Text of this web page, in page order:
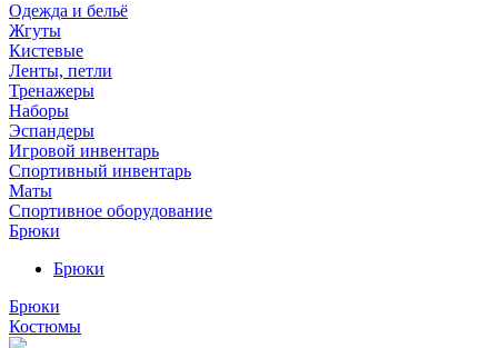
Одежда и бельё
Жгуты
Кистевые
Ленты, петли
Тренажеры
Наборы
Эспандеры
Игровой инвентарь
Спортивный инвентарь
Маты
Спортивное оборудование
Брюки
Брюки
Брюки
Костюмы